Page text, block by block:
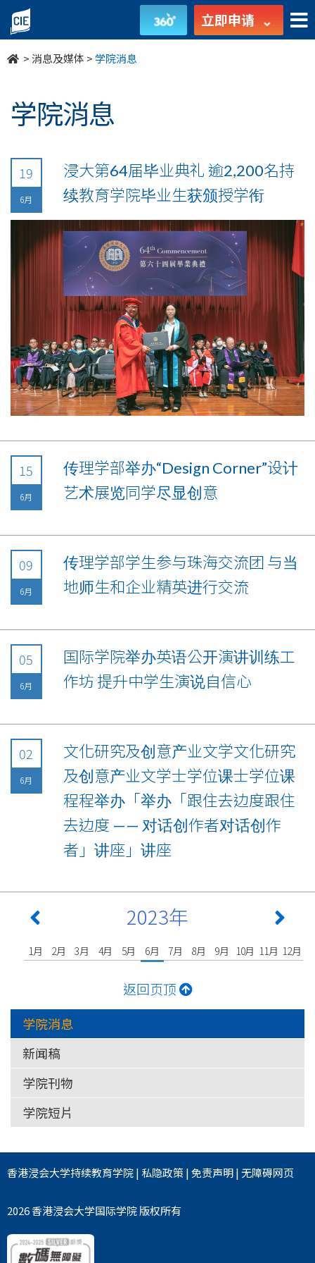
undefined 立即申请
>消息及媒体 >学院消息
学院消息
19
6月
浸大第64届毕业典礼 逾2,200名持
续教育学院毕业生获颁授学衔
15
6月
传理学部举办“Design Corner”设计
艺术展览同学尽显创意
09
6月
传理学部学生参与珠海交流团 与当
地师生和企业精英进行交流
05
6月
国际学院举办英语公开演讲训练工
作坊 提升中学生演说自信心
02
6月
文化研究及创意产业文学文化研究
及创意产业文学士学位课士学位课
程程举办「举办「跟住去边度跟住
去边度 —— 对话创作者对话创作
者」讲座」讲座
2023年
1月 2月 3月 4月 5月 6月 7月 8月 9月 10月 11月 12月
返回页顶
学院消息
新闻稿
学院刊物
学院短片
香港浸会大学持续教育学院| 私隐政策|免责声明|无障碍网页
2026 香港浸会大学国际学院 版权所有